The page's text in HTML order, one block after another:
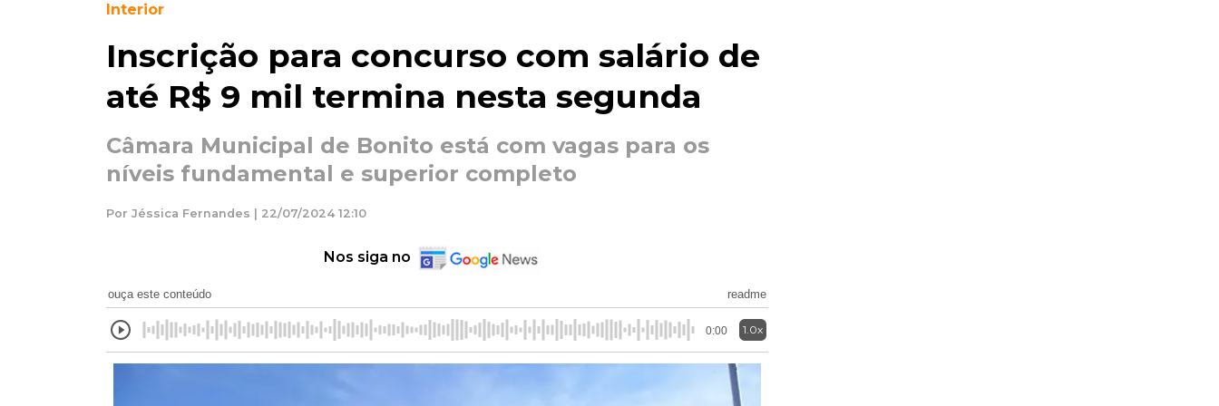
Interior
Inscrição para concurso com salário de
até R$ 9 mil termina nesta segunda
Câmara Municipal de Bonito está com vagas para os
níveis fundamental e superior completo
Por Jéssica Fernandes | 22/07/2024 12:10
Nos siga no
ouça este conteúdo readme
0:00 1.0x